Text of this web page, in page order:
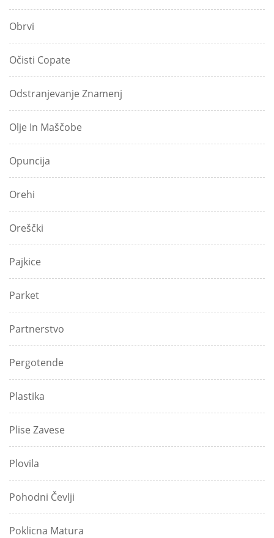
Obrvi
Očisti Copate
Odstranjevanje Znamenj
Olje In Maščobe
Opuncija
Orehi
Oreščki
Pajkice
Parket
Partnerstvo
Pergotende
Plastika
Plise Zavese
Plovila
Pohodni Čevlji
Poklicna Matura